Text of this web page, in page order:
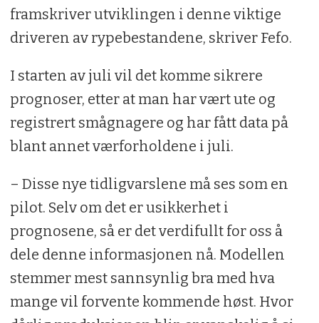
framskriver utviklingen i denne viktige
driveren av rypebestandene, skriver Fefo.
I starten av juli vil det komme sikrere
prognoser, etter at man har vært ute og
registrert smågnagere og har fått data på
blant annet værforholdene i juli.
– Disse nye tidligvarslene må ses som en
pilot. Selv om det er usikkerhet i
prognosene, så er det verdifullt for oss å
dele denne informasjonen nå. Modellen
stemmer mest sannsynlig bra med hva
mange vil forvente kommende høst. Hvor